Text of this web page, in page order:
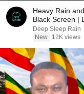
Heavy Rain
Black Screen |
Deep Sleep Rain
New
12K views